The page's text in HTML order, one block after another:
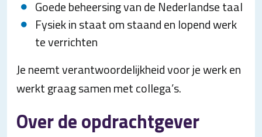
Goede beheersing van de Nederlandse taal
Fysiek in staat om staand en lopend werk
te verrichten
Je neemt verantwoordelijkheid voor je werk en
werkt graag samen met collega’s.
Over de opdrachtgever